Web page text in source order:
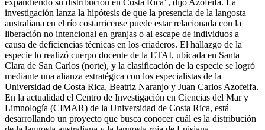
expandiendo su distribución en Costa Rica”, dijo Azofeifa. La
investigación lanza la hipótesis de que la presencia de la langosta
australiana en el río costarricense puede estar relacionada con la
liberación no intencional en granjas o al escape de individuos a
causa de deficiencias técnicas en los criaderos. El hallazgo de la
especie lo realizó cuerpo docente de la ETAI, ubicada en Santa
Clara de San Carlos (norte), y la clasificación de la especie se logró
mediante una alianza estratégica con los especialistas de la
Universidad de Costa Rica, Beatriz Naranjo y Juan Carlos Azofeifa.
En la actualidad el Centro de Investigación en Ciencias del Mar y
Limnología (CIMAR) de la Universidad de Costa Rica, está
desarrollando un proyecto que busca conocer cuál es la distribución